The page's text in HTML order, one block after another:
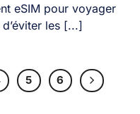
eSIM pour voyager
les [...]
5 6